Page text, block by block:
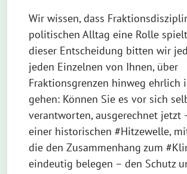
Wir wissen, dass
politischen Alltag eine Rolle
dieser Entscheidung bitten wir
jeden Einzelnen von Ihnen, über
Fraktionsgrenzen hinweg ehrlich
gehen: Können Sie es vor sich
verantworten, ausgerechnet jetzt
einer historischen #Hitzewelle,
die den Zusammenhang zum
eindeutig belegen – den Schutz